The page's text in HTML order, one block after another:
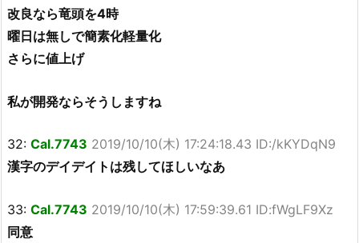
改良なら竜頭を4時
曜日は無しで簡素化軽量化
さらに値上げ
私が開発ならそうしますね
32: Cal.7743 2019/10/10(木) 17:24:18.43 ID:/kKYDqN9
漢字のデイデイトは残してほしいなあ
33: Cal.7743 2019/10/10(木) 17:59:39.61 ID:fWgLF9Xz
同意